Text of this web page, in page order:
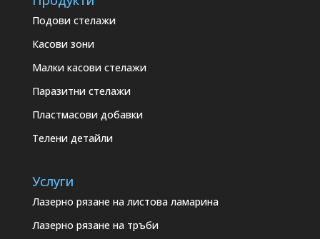
Подови стелажи
Касови зони
Малки касови стелажи
Паразитни стелажи
Пластмасови добавки
Телени детайли
Услуги
Лазерно рязане на листова ламарина
Лазерно рязане на тръби